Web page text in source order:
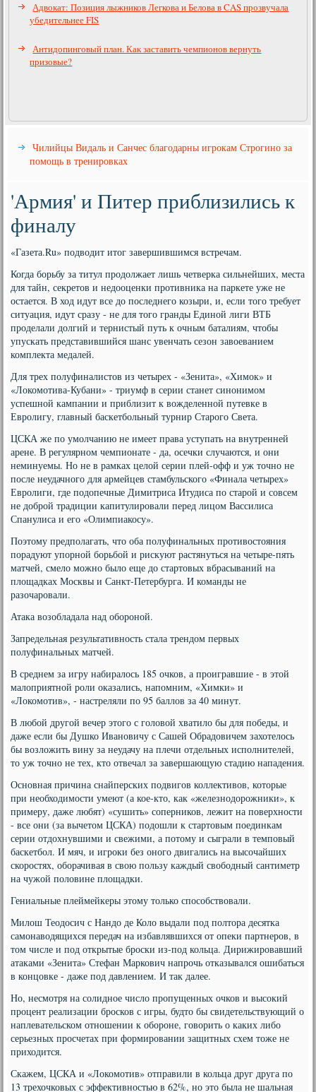
Адвокат: Позиция лыжников Легкова и Белова в CAS прозвучала
убедительнее FIS
Антидопинговый план. Как заставить чемпионов вернуть
призовые?
Чилийцы Видаль и Санчес благодарны игрокам Строгино за
помощь в тренировках
'Армия' и Питер приблизились к
финалу
«Газета.Ru» подводит итог завершившимся встречам.
Когда борьбу за титул продолжает лишь четверка сильнейших, места
для тайн, секретов и недооценки противника на паркете уже не
остается. В ход идут все до последнего козыри, и, если того требует
ситуация, идут сразу - не для того гранды Единой лиги ВТБ
проделали долгий и тернистый путь к очным баталиям, чтобы
упускать представившийся шанс увенчать сезон завоеванием
комплекта медалей.
Для трех полуфиналистов из четырех - «Зенита», «Химок» и
«Локомотива-Кубани» - триумф в серии станет синонимом
успешной кампании и приблизит к вожделенной путевке в
Евролигу, главный баскетбольный турнир Старого Света.
ЦСКА же по умолчанию не имеет права уступать на внутренней
арене. В регулярном чемпионате - да, осечки случаются, и они
неминуемы. Но не в рамках целой серии плей-офф и уж точно не
после неудачного для армейцев стамбульского «Финала четырех»
Евролиги, где подопечные Димитриса Итудиса по старой и совсем
не доброй традиции капитулировали перед лицом Вассилиса
Спанулиса и его «Олимпиакосу».
Поэтому предполагать, что оба полуфинальных противостояния
порадуют упорной борьбой и рискуют растянуться на четыре-пять
матчей, смело можно было еще до стартовых вбрасываний на
площадках Москвы и Санкт-Петербурга. И команды не
разочаровали.
Атака возобладала над обороной.
Запредельная результативность стала трендом первых
полуфинальных матчей.
В среднем за игру набиралось 185 очков, а проигравшие - в этой
малоприятной роли оказались, напомним, «Химки» и
«Локомотив», - настреляли по 95 баллов за 40 минут.
В любой другой вечер этого с головой хватило бы для победы, и
даже если бы Душко Ивановичу с Сашей Обрадовичем захотелось
бы возложить вину за неудачу на плечи отдельных исполнителей,
то уж точно не тех, кто отвечал за завершающую стадию нападения.
Основная причина снайперских подвигов коллективов, которые
при необходимости умеют (а кое-кто, как «железнодорожники», к
примеру, даже любят) «сушить» соперников, лежит на поверхности
- все они (за вычетом ЦСКА) подошли к стартовым поединкам
серии отдохнувшими и свежими, а потому и сыграли в темповый
баскетбол. И мяч, и игроки без оного двигались на высочайших
скоростях, оборачивая в свою пользу каждый свободный сантиметр
на чужой половине площадки.
Гениальные плеймейкеры этому только способствовали.
Милош Теодосич с Нандо де Коло выдали под полтора десятка
самонаводящихся передач на избавлявшихся от опеки партнеров, в
том числе и под открытые броски из-под кольца. Дирижировавший
атаками «Зенита» Стефан Маркович напрочь отказывался ошибаться
в концовке - даже под давлением. И так далее.
Но, несмотря на солидное число пропущенных очков и высокий
процент реализации бросков с игры, будто бы свидетельствующий о
наплевательском отношении к обороне, говорить о каких либо
серьезных просчетах при формировании защитных схем тоже не
приходится.
Скажем, ЦСКА и «Локомотив» отправили в кольца друг друга по
13 трехочковых с эффективностью в 62%, но это была не шальная